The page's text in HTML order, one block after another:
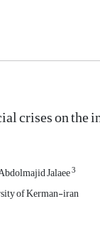
crises on the
Jalaee3
of Kerman-iran